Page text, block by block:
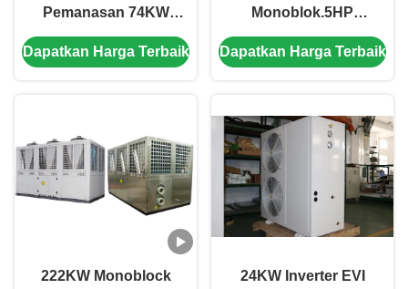
Pemanasan 74KW
Pompa Panas
Monoblok Multifungsi
Dapatkan Harga Terbaik
Monoblok.5HP
dengan COP tinggi
3,8 ~ 4.6Konstruksi
≤60dB
Dapatkan Harga Terbaik
222KW Monoblock
24KW Inverter EVI